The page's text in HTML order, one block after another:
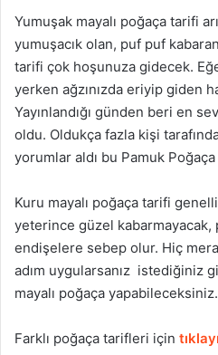
Yumuşak mayalı poğaça tarifi
yumuşacık olan, puf puf
tarifi çok hoşunuza gidecek.
yerken ağzınızda eriyip giden
Yayınlandığı günden beri en
oldu. Oldukça fazla kişi
yorumlar aldı bu Pamuk
Kuru mayalı poğaça tarifi
yeterince güzel
endişelere sebep olur. Hiç
adım uygularsanız istediğiniz
mayalı poğaça yapabileceksiniz.
Farklı poğaça tarifleri için